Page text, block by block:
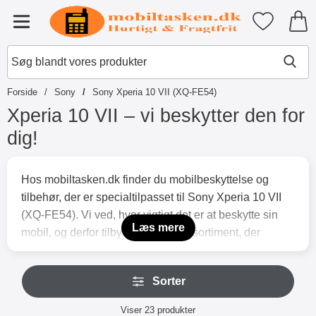
Menu Startside for Tibro BilligaMine
Forside Sony Sony Xperia 10 VII (XQ-FE54)
Xperia 10 VII – vi beskytter den for
dig!
Læs mere
Hos mobiltasken.dk finder du mobilbeskyttelse og
tilbehør, der er specialtilpasset til Sony Xperia 10 VII
(XQ-FE54). Vi ved, hvor vigtigt det er at beskytte sin
mobil, og derfor tilbyder vi et bredt sortiment, der
kombinerer funktion, kvalitet og prisvenlighed.
Vores populære Skimblocker by Coverin mobiltasker
fås både i ensfarvede modeller og med flotte
Sorter
Viser 23 produkter